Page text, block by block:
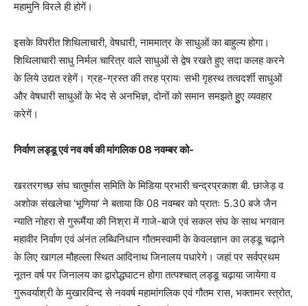
महामुनि विरले ही होगें।
इसके विपरीत शिथिलाचारी, वेषधारी, नाममात्र के साधुओं का बाहुल्य होगा।
शिथिलाचारी साधु निर्मल चारित्र वाले साधुओं से द्वेष रखते हुए सदा कलह करने
के लिये उद्यत रहेगें। ग्रह-ग्रस्त की तरह प्रायः सभी गृहस्थ तत्वदर्शी साधुओं
और वेषधारी साधुओं के भेद से अनभिज्ञ, दोनों को समान समझते हुुए व्यवहार
करेगें।
निर्वाण लड्डू एवं नव वर्ष की मांगलिक08नवम्बर को-
खरतरगच्छ संघ चातुर्मास समिति के मिडिया प्रभारी चन्द्रप्रकाश बी. छाजेड़ व
अशोक संखलेचा ‘भूणिया’ ने बताया कि 08 नवम्बर को प्रातः 5.30 बजे जैन
न्याति नोहरा से गुरूमैंया की निश्रा में गाजे-बाजे एवं सकल संघ के साथ भगवान
महावीर निर्वाण एवं अंनंत लब्धिनिधान गौतमस्वामी के केवलज्ञान का लड्डू चढ़ाने
के लिए खागल मौहल्ला स्थित आदिनाथ जिनालय पधारेगे। जहां पर सर्वप्रथम
नूतन वर्ष पर जिनालय का द्वारोद्धघाटन होगा तत्पश्चात् लड्डू चढ़ाया जायेगा व
गुरूवर्याश्री के मुखारविन्द से नववर्ष महामांगलिक एवं गौतम रास, भक्तामर स्त्रोत,